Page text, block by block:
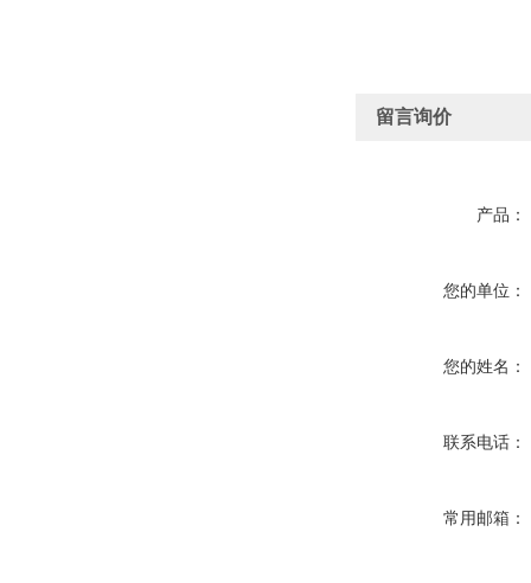
留言询价
产品：
您的单位：
您的姓名：
联系电话：
常用邮箱：